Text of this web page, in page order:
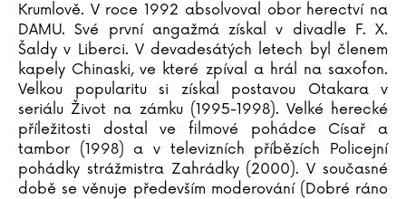
Krumlově. V roce 1992 absolvoval obor herectví na
DAMU. Své první angažmá získal v divadle F. X.
Šaldy v Liberci. V devadesátých letech byl členem
kapely Chinaski, ve které zpíval a hrál na saxofon.
Velkou popularitu si získal postavou Otakara v
seriálu Život na zámku (1995-1998). Velké herecké
příležitosti dostal ve filmové pohádce Císař a
tambor (1998) a v televizních příbězích Policejní
pohádky strážmistra Zahrádky (2000). V současné
době se věnuje především moderování (Dobré ráno